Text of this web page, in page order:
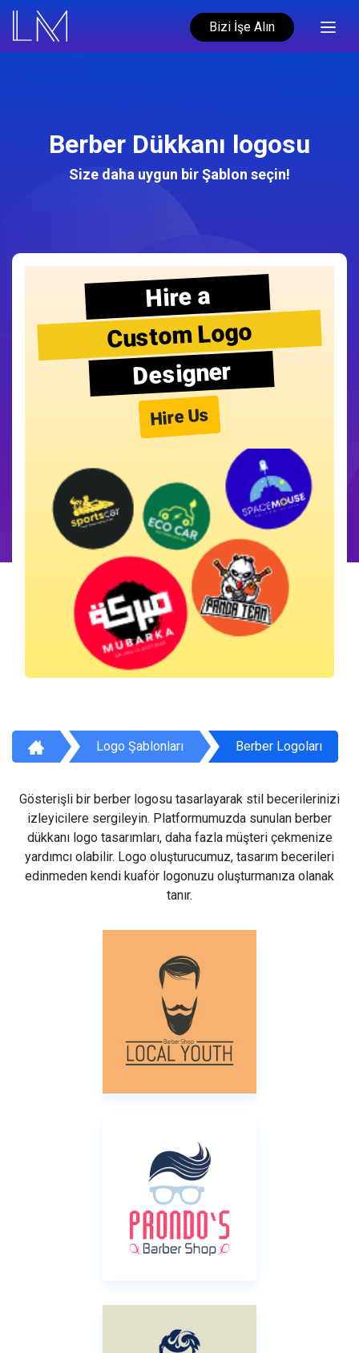
Bizi İşe Alın
Berber Dükkanı logosu
Size daha uygun bir Şablon seçin!
Hire a
Custom Logo
Designer
Hire Us
Logo Şablonları Berber Logoları
Gösterişli bir berber logosu tasarlayarak stil becerilerinizi
izleyicilere sergileyin. Platformumuzda sunulan berber
dükkanı logo tasarımları, daha fazla müşteri çekmenize
yardımcı olabilir. Logo oluşturucumuz, tasarım becerileri
edinmeden kendi kuaför logonuzu oluşturmanıza olanak
tanır.